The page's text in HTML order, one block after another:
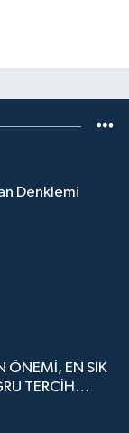
Denklemi
ÖNEMİ, EN SIK
TERCİH